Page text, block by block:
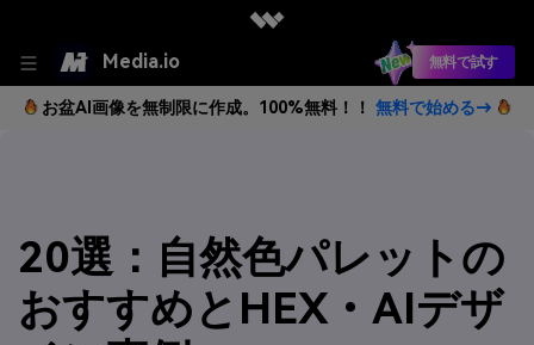
Media.io 無料で試す
お盆AI画像を無制限に作成。100%無料！！ 無料で始める→
20選：自然色パレットの
おすすめとHEX・AIデザ